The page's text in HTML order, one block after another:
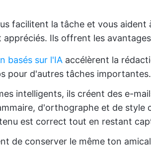
facilitent la tâche et vous aident
Ils offrent les
basés sur l'IA accélèrent la
pour d'autres tâches importantes.
intelligents, ils créent des e-
d'orthographe et de style
est correct tout en restant
de conserver le même ton